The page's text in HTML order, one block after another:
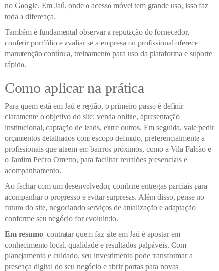
no Google. Em Jaú, onde o acesso móvel tem grande uso, isso faz
toda a diferença.
Também é fundamental observar a reputação do fornecedor,
conferir portfólio e avaliar se a empresa ou profissional oferece
manutenção contínua, treinamento para uso da plataforma e suporte
rápido.
Como aplicar na prática
Para quem está em Jaú e região, o primeiro passo é definir
claramente o objetivo do site: venda online, apresentação
institucional, captação de leads, entre outros. Em seguida, vale pedir
orçamentos detalhados com escopo definido, preferencialmente a
profissionais que atuem em bairros próximos, como a Vila Falcão e
o Jardim Pedro Ometto, para facilitar reuniões presenciais e
acompanhamento.
Ao fechar com um desenvolvedor, combine entregas parciais para
acompanhar o progresso e evitar surpresas. Além disso, pense no
futuro do site, negociando serviços de atualização e adaptação
conforme seu negócio for evoluindo.
Em resumo, contratar quem faz site em Jaú é apostar em
conhecimento local, qualidade e resultados palpáveis. Com
planejamento e cuidado, seu investimento pode transformar a
presença digital do seu negócio e abrir portas para novas